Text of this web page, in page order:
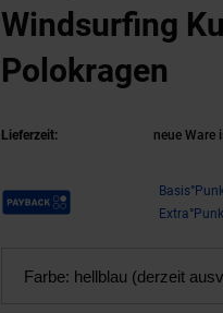
Windsurfing
Polokragen
Lieferzeit: neue Ware
Payback Punkte
Farbe: hellblau (derzeit